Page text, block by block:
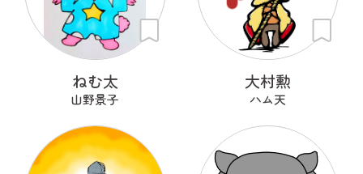
ねむ太
山野景子
大村勲
ハム天